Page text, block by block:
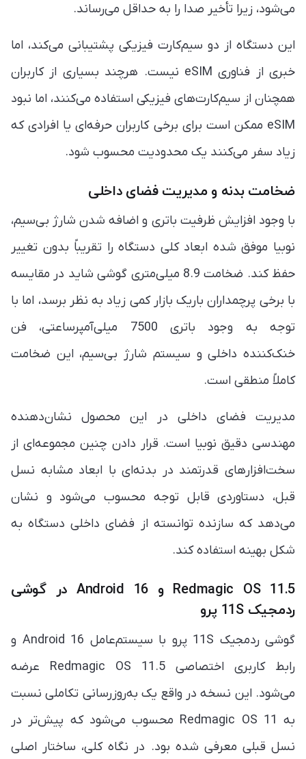
می‌شود، زیرا تأخیر صدا را به حداقل می‌رساند.
این دستگاه از دو سیم‌کارت فیزیکی پشتیبانی می‌کند، اما
خبری از فناوری eSIM نیست. هرچند بسیاری از کاربران
همچنان از سیم‌کارت‌های فیزیکی استفاده می‌کنند، اما نبود
eSIM ممکن است برای برخی کاربران حرفه‌ای یا افرادی که
زیاد سفر می‌کنند یک محدودیت محسوب شود.
ضخامت بدنه و مدیریت فضای داخلی
با وجود افزایش ظرفیت باتری و اضافه شدن شارژ بی‌سیم،
نوبیا موفق شده ابعاد کلی دستگاه را تقریباً بدون تغییر
حفظ کند. ضخامت 8.9 میلی‌متری گوشی شاید در مقایسه
با برخی پرچمداران باریک بازار کمی زیاد به نظر برسد، اما با
توجه به وجود باتری 7500 میلی‌آمپرساعتی، فن
خنک‌کننده داخلی و سیستم شارژ بی‌سیم، این ضخامت
کاملاً منطقی است.
مدیریت فضای داخلی در این محصول نشان‌دهنده
مهندسی دقیق نوبیا است. قرار دادن چنین مجموعه‌ای از
سخت‌افزارهای قدرتمند در بدنه‌ای با ابعاد مشابه نسل
قبل، دستاوردی قابل توجه محسوب می‌شود و نشان
می‌دهد که سازنده توانسته از فضای داخلی دستگاه به
شکل بهینه استفاده کند.
Redmagic OS 11.5 و Android 16 در گوشی
ردمجیک 11S پرو
گوشی ردمجیک 11S پرو با سیستم‌عامل Android 16 و
رابط کاربری اختصاصی Redmagic OS 11.5 عرضه
می‌شود. این نسخه در واقع یک به‌روزرسانی تکاملی نسبت
به Redmagic OS 11 محسوب می‌شود که پیش‌تر در
نسل قبلی معرفی شده بود. در نگاه کلی، ساختار اصلی